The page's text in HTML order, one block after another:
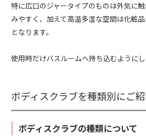
特に広口のジャータイプのものは外気に
みやすく、加えて高温多湿な空間は化粧
となります。
使用時だけバスルームへ持ち込むようにし
ボディスクラブを種類別にご
ボディスクラブの種類について